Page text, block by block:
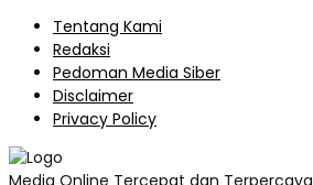
Tentang Kami
Redaksi
Pedoman Media Siber
Disclaimer
Privacy Policy
Media Online Tercepat dan Terpercaya